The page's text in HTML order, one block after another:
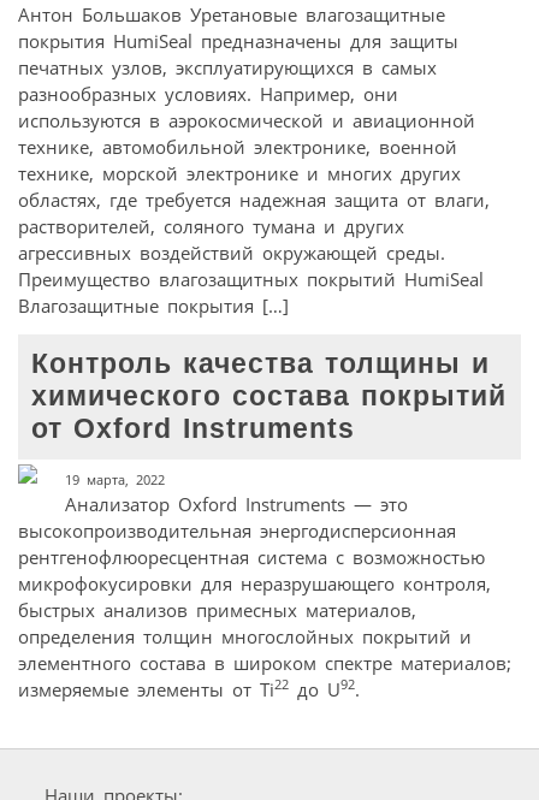
Антон Большаков Уретановые влагозащитные
покрытия HumiSeal предназначены для защиты
печатных узлов, эксплуатирующихся в самых
разнообразных условиях. Например, они
используются в аэрокосмической и авиационной
технике, автомобильной электронике, военной
технике, морской электронике и многих других
областях, где требуется надежная защита от влаги,
растворителей, соляного тумана и других
агрессивных воздействий окружающей среды.
Преимущество влагозащитных покрытий HumiSeal
Влагозащитные покрытия […]
Контроль качества толщины и
химического состава покрытий
от Oxford Instruments
19 марта, 2022
Анализатор Oxford Instruments — это
высокопроизводительная энергодисперсионная
рентгенофлюоресцентная система с возможностью
микрофокусировки для неразрушающего контроля,
быстрых анализов примесных материалов,
определения толщин многослойных покрытий и
элементного состава в широком спектре материалов;
измеряемые элементы от Ti22 до U92.